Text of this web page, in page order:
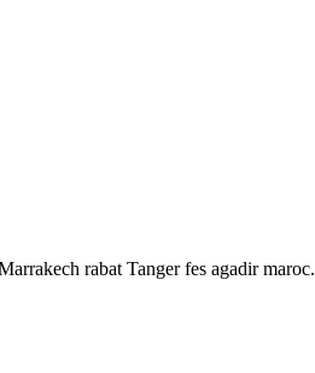
rabat Tanger fes agadir maroc.